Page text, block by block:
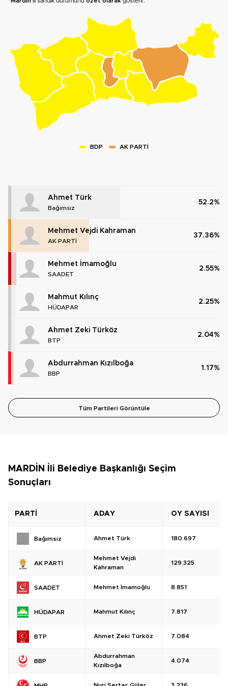
BDP AK PARTİ
Ahmet Türk
Bağımsız
52.2%
Mehmet Vejdi Kahraman
AK PARTİ
37.36%
Mehmet İmamoğlu
SAADET
2.55%
Mahmut Kılınç
HÜDAPAR
2.25%
Ahmet Zeki Türköz
BTP
2.04%
Abdurrahman Kızılboğa
BBP
1.17%
Tüm Partileri Görüntüle
MARDİN İli Belediye Başkanlığı Seçim
Sonuçları
PARTİ ADAY OY SAYISI
Bağımsız Ahmet Türk 180.697
AK PARTİ
Mehmet Vejdi
Kahraman
129.325
SAADET Mehmet İmamoğlu 8.851
HÜDAPAR Mahmut Kılınç 7.817
BTP Ahmet Zeki Türköz 7.084
BBP
Abdurrahman
Kızılboğa
4.074